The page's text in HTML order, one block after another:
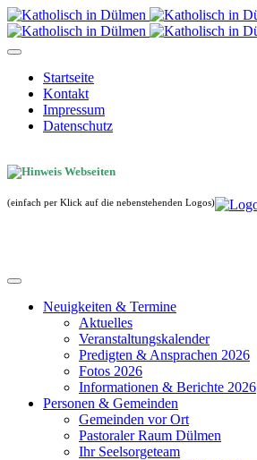
Startseite
Kontakt
Impressum
Datenschutz
(einfach per Klick auf die nebenstehenden Logos)
Neuigkeiten & Termine
Aktuelles
Veranstaltungskalender
Predigten & Ansprachen 2026
Fotos 2026
Informationen & Berichte 2026
Personen & Gemeinden
Gemeinden vor Ort
Pastoraler Raum Dülmen
Ihr Seelsorgeteam